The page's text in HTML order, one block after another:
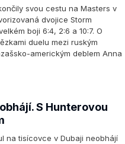
svou cestu na Masters v
dvojice Storm
boji 6:4, 2:6 a 10:7. O
duelu mezi ruským
americkým deblem Anna
S Hunterovou
na tisícovce v Dubaji neobhájí